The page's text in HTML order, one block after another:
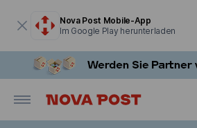
Nova Post Mobile-App
Im Google Play herunterladen